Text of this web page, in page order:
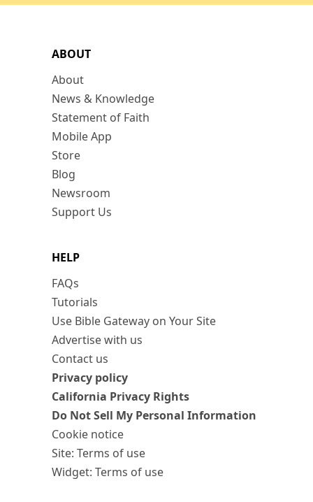
ABOUT
About
News & Knowledge
Statement of Faith
Mobile App
Store
Blog
Newsroom
Support Us
HELP
FAQs
Tutorials
Use Bible Gateway on Your Site
Advertise with us
Contact us
Privacy policy
California Privacy Rights
Do Not Sell My Personal Information
Cookie notice
Site: Terms of use
Widget: Terms of use